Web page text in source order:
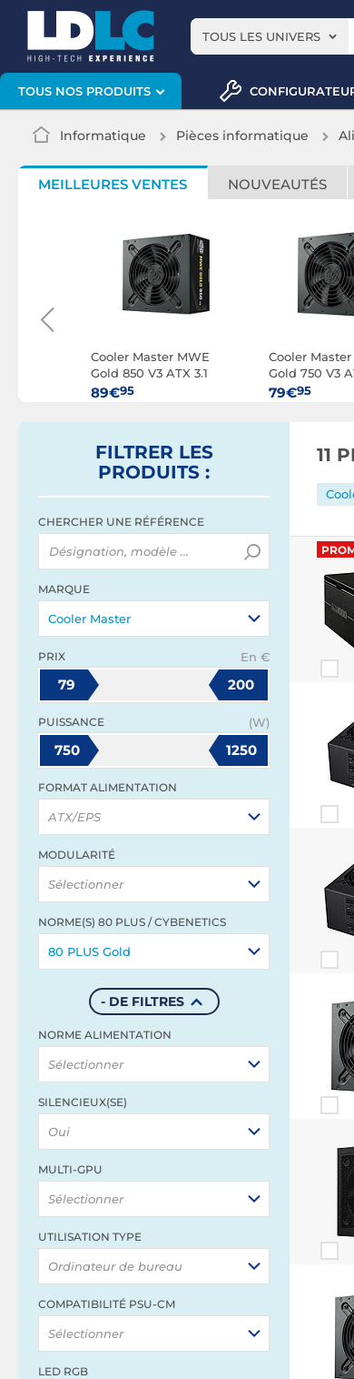
TOUS LES UNIVERS
TOUS NOS PRODUITS
Informatique Pièces informatique
MEILLEURES VENTES NOUVEAUTÉS
Cooler Master MWE
Gold 850 V3 ATX 3.1
Non-Modular
89€95
Cooler Master
Gold 750 V3
79€95
FILTRER LES
PRODUITS :
CHERCHER UNE RÉFÉRENCE
MARQUE
Cooler Master
PRIX En €
79 200
PUISSANCE (W)
750 1250
FORMAT ALIMENTATION
ATX/EPS
MODULARITÉ
Sélectionner
NORME(S) 80 PLUS / CYBENETICS
80 PLUS Gold
- DE FILTRES
NORME ALIMENTATION
Sélectionner
SILENCIEUX(SE)
Oui
MULTI-GPU
Sélectionner
UTILISATION TYPE
Ordinateur de bureau
COMPATIBILITÉ PSU-CM
Sélectionner
LED RGB
11